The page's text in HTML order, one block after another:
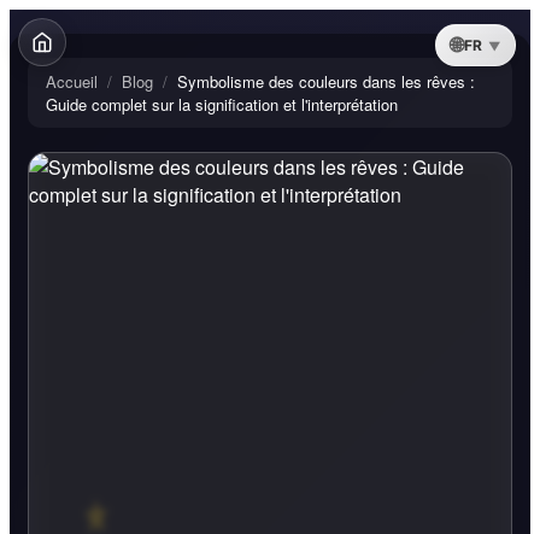
FR
Accueil / Blog / Symbolisme des couleurs dans les rêves :
Guide complet sur la signification et l'interprétation